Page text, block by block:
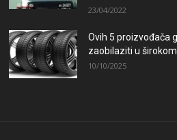
23/04/2022
Ovih 5 proizvođača
zaobilaziti u
10/10/2025